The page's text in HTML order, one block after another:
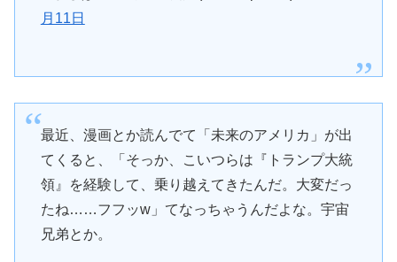
月11日
最近、漫画とか読んでて「未来のアメリカ」が出
てくると、「そっか、こいつらは『トランプ大統
領』を経験して、乗り越えてきたんだ。大変だっ
たね……フフッw」てなっちゃうんだよな。宇宙
兄弟とか。